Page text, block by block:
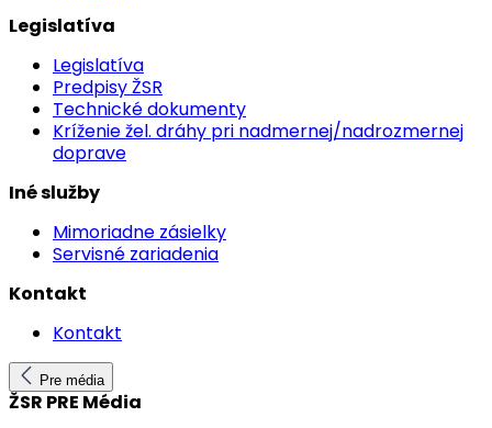
Legislatíva
Legislatíva
Predpisy ŽSR
Technické dokumenty
Kríženie žel. dráhy pri nadmernej/nadrozmernej
doprave
Iné služby
Mimoriadne zásielky
Servisné zariadenia
Kontakt
Kontakt
Pre média
ŽSR PRE Média